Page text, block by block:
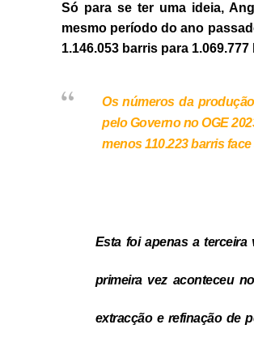
Só para se ter uma ideia,
mesmo período do ano
1.146.053 barris para 1.069.777
Os números da
pelo Governo no OGE
menos 110.223 barris
Esta foi apenas a
primeira vez aconteceu
extracção e refinação de